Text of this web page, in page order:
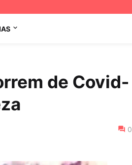
de Covid-
0